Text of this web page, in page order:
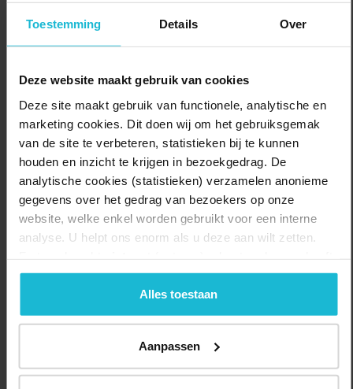
Toestemming Details Over
Deze website maakt gebruik van cookies
Deze site maakt gebruik van functionele, analytische en
marketing cookies. Dit doen wij om het gebruiksgemak
van de site te verbeteren, statistieken bij te kunnen
houden en inzicht te krijgen in bezoekgedrag. De
analytische cookies (statistieken) verzamelen anonieme
gegevens over het gedrag van bezoekers op onze
website, welke enkel worden gebruikt voor een interne
analyse. U helpt ons enorm als u deze aan wilt zetten.
geen commerciële doelstelling. U kunt deze cookies via
de knoppen accepteren, beheren of weigeren.
Alles toestaan
Aanpassen
staat een sobere en tegelijk indrukwekkende gedenkmuur van
Joodse Haarlemmers die tijdens de Holocaust zijn vermoord of
zondag van januari de Holocaustherdenking gehouden.
De Eerebegraafplaats Bloemendaal tenslotte vertelt het verhaal
van 372 verzetsstrijders die hier zijn begraven, nadat ze in de
Tweede Wereldoorlog zijn omgekomen. Velen van hen waren
gefusilleerd in de Kennemerduinen. Met respect voor de
verzetsstrijders laat je WO2 weer achter je en fiets je verder in ons
vrije land.
Meer informatie: Fietsroute door Haarlem, Heemstede,
Delen: